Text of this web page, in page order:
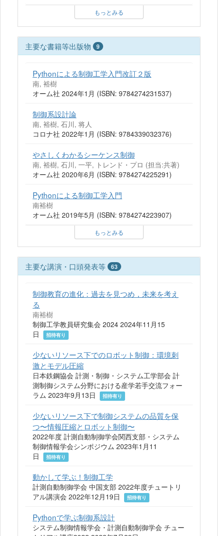
もっとみる
主要な書籍等出版物 9
Pythonによる制御工学入門改訂２版
南, 裕樹
オーム社 2024年1月 (ISBN: 9784274231537)
制御系設計論
南, 裕樹, 石川, 将人
コロナ社 2022年1月 (ISBN: 9784339032376)
やさしくわかるシーケンス制御
南, 裕樹, 石川, 一平, トレンド・プロ (担当:共著)
オーム社 2020年6月 (ISBN: 9784274225291)
Pythonによる制御工学入門
南裕樹
オーム社 2019年5月 (ISBN: 9784274223907)
もっとみる
主要な講演・口頭発表等 63
制御教育の進化：過去を見つめ，未来を考え
る
南裕樹
制御工学教員研究集会 2024 2024年11月15
日
招待有り
少ないリソース下でのロボット制御：環境刺
激とモデル圧縮
日本鉄鋼協会 計測・制御・システム工学部会 計
測制御システム分野における産学若手交流フォー
ラム 2023年9月13日
招待有り
少ないリソース下で制御システムの品質を保
つ〜情報圧縮とロボット制御〜
2022年度 計測自動制御学会関西支部・システム
制御情報学会シンポジウム 2023年1月11
日
招待有り
動かして学ぶ！制御工学
計測自動制御学会 中国支部 2022年度チュートリ
アル講演会 2022年12月19日
招待有り
Pythonで学ぶ制御系設計
システム制御情報学会・計測自動制御学会 チュー